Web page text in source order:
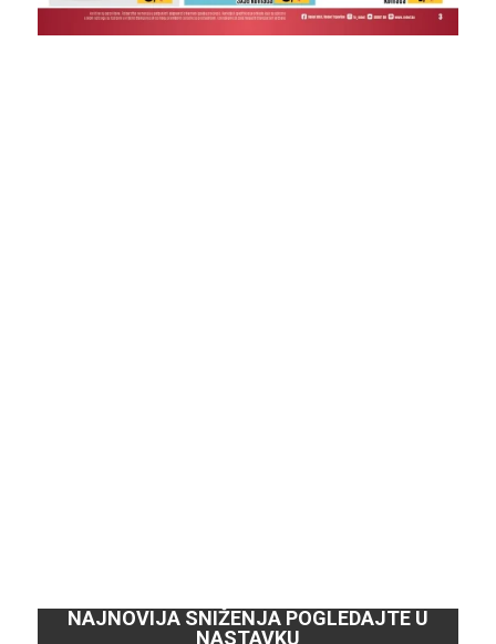
NAJNOVIJA SNIŽENJA POGLEDAJTE U
NASTAVKU